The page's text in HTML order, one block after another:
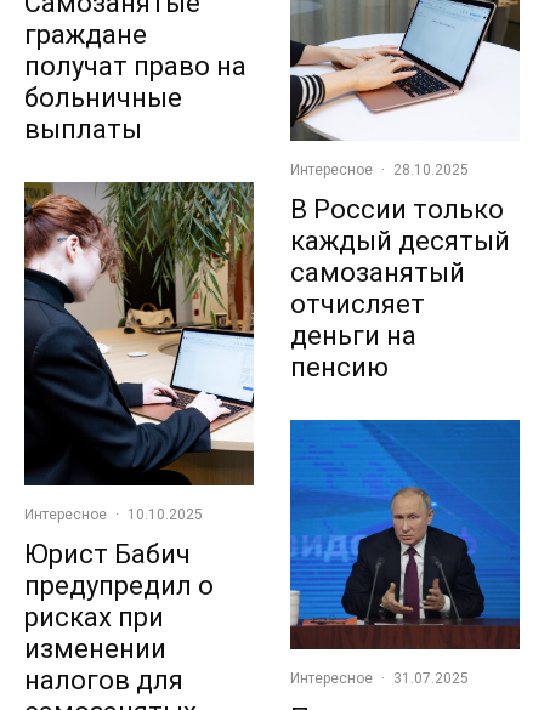
граждане
получат право на
больничные
выплаты
Интересное · 10.10.2025
Юрист Бабич
предупредил о
рисках при
изменении
налогов для
Интересное · 28.10.2025
В России только
каждый десятый
самозанятый
отчисляет
деньги на
пенсию
Интересное · 31.07.2025